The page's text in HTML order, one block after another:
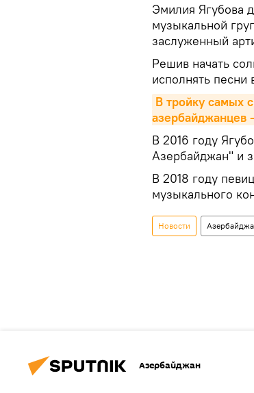
Эмилия Ягубова
музыкальной
заслуженный
Решив начать
исполнять песни
В тройку самых
азербайджанцев
В 2016 году
Азербайджан" и
В 2018 году
музыкального
Новости
Азербайджан